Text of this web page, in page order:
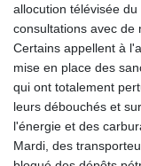
allocution télévisée
consultations avec de
Certains appellent à
mise en place des
qui ont totalement
leurs débouchés et
l'énergie et des
Mardi, des